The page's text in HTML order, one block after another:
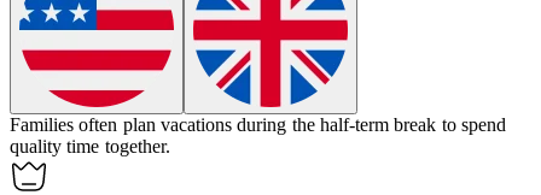
Families often plan vacations during the half-term break to spend
quality time together.